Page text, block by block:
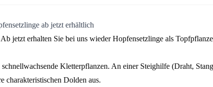
ab jetzt erhältlich
jetzt erhalten Sie bei uns wieder Hopfensetzlinge als
Kletterpflanzen. An einer Steighilfe (Draht,
charakteristischen Dolden aus.